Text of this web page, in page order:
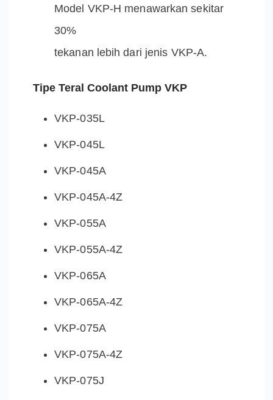
Model VKP-H menawarkan sekitar
30%
tekanan lebih dari jenis VKP-A.
Tipe Teral Coolant Pump VKP
VKP-035L
VKP-045L
VKP-045A
VKP-045A-4Z
VKP-055A
VKP-055A-4Z
VKP-065A
VKP-065A-4Z
VKP-075A
VKP-075A-4Z
VKP-075J